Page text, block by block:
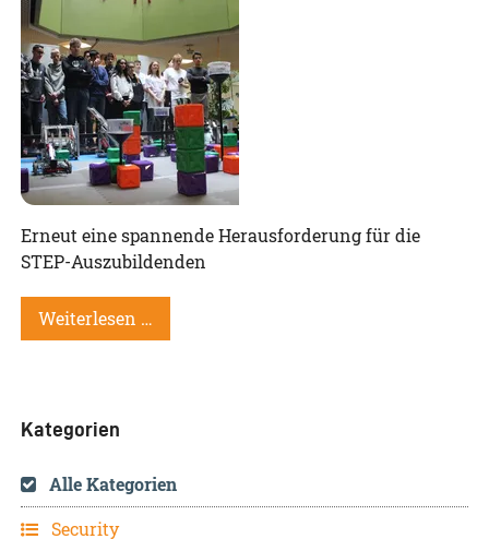
Erneut eine spannende Herausforderung für die
STEP-Auszubildenden
Weiterlesen …
Kategorien
Alle Kategorien
Security